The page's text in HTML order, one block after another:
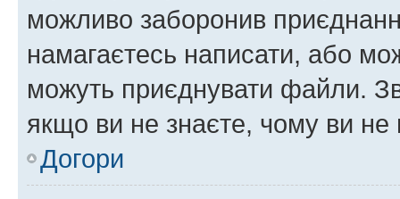
можливо заборонив
намагаєтесь написати, або
можуть приєднувати файли.
якщо ви не знаєте, чому ви
Догори